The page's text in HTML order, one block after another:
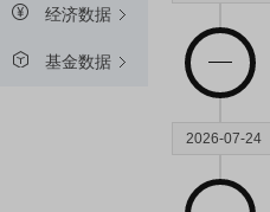
经济数据
基金数据
2026-07-24